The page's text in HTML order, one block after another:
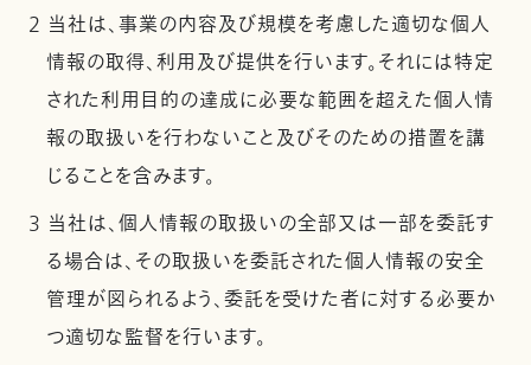
2 当社は、事業の内容及び規模を考慮した適切な個人
情報の取得、利用及び提供を行います。それには特定
された利用目的の達成に必要な範囲を超えた個人情
報の取扱いを行わないこと及びそのための措置を講
じることを含みます。
3 当社は、個人情報の取扱いの全部又は一部を委託す
る場合は、その取扱いを委託された個人情報の安全
管理が図られるよう、委託を受けた者に対する必要か
つ適切な監督を行います。